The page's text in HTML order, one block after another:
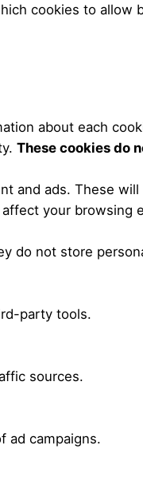
cookies to allow
about each
These cookies do
and ads. These
your browsing
do not store
party tools.
sources.
ad campaigns.